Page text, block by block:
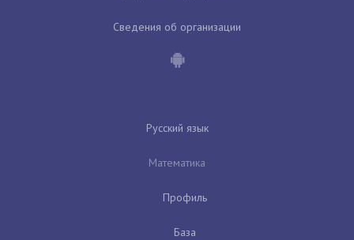
Сведения об организации
Русский язык
Математика
Профиль
База